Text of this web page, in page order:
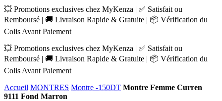
💥 Promotions exclusives chez MyKenza | ✅ Satisfait ou
Remboursé | 🚚 Livraison Rapide & Gratuite | 📦 Vérification du
Colis Avant Paiement
💥 Promotions exclusives chez MyKenza | ✅ Satisfait ou
Remboursé | 🚚 Livraison Rapide & Gratuite | 📦 Vérification du
Colis Avant Paiement
Accueil MONTRES Montre -150DT Montre Femme Curren
9111 Fond Marron